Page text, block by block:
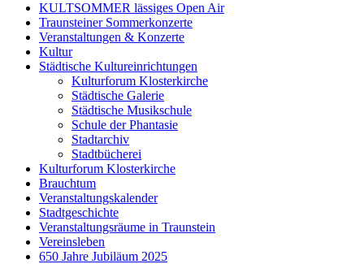
KULTSOMMER lässiges Open Air
Traunsteiner Sommerkonzerte
Veranstaltungen & Konzerte
Kultur
Städtische Kultureinrichtungen
Kulturforum Klosterkirche
Städtische Galerie
Städtische Musikschule
Schule der Phantasie
Stadtarchiv
Stadtbücherei
Kulturforum Klosterkirche
Brauchtum
Veranstaltungskalender
Stadtgeschichte
Veranstaltungsräume in Traunstein
Vereinsleben
650 Jahre Jubiläum 2025